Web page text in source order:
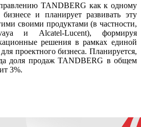
TANDBERG как к одному
и планирует развивать эту
своими продуктами (в частности,
и Alcatel-Lucent), формируя
решения в рамках единой
проектного бизнеса. Планируется,
доля продаж TANDBERG в общем
3%.